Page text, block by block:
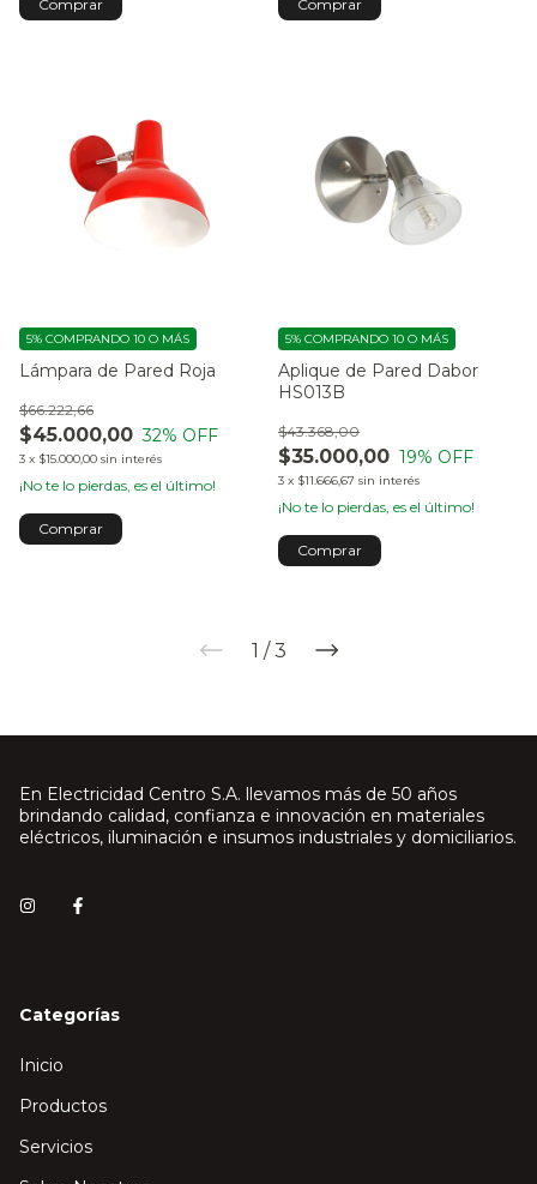
Lámpara de Pared Roja
$45.000,00
$66.222,66
32% OFF
3 x $15.000,00 sin interés
5% COMPRANDO 10 O MÁS
¡No te lo pierdas, es el último!
Aplique de Pared Dabor
HS013B
$35.000,00
$43.368,00
19% OFF
3 x $11.666,67 sin interés
5% COMPRANDO 10 O MÁS
¡No te lo pierdas, es el último!
1 / 3
En Electricidad Centro S.A. llevamos más de 50 años
brindando calidad, confianza e innovación en materiales
eléctricos, iluminación e insumos industriales y domiciliarios.
Categorías
Inicio
Productos
Servicios